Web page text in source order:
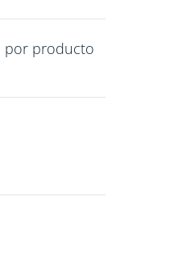
por producto